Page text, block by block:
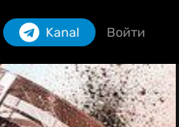
Kanal Войти
Izlash